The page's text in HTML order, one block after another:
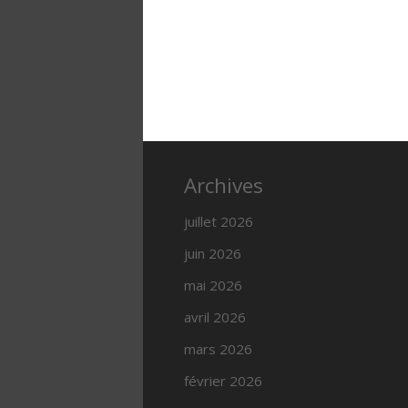
Archives
juillet 2026
juin 2026
mai 2026
avril 2026
mars 2026
février 2026